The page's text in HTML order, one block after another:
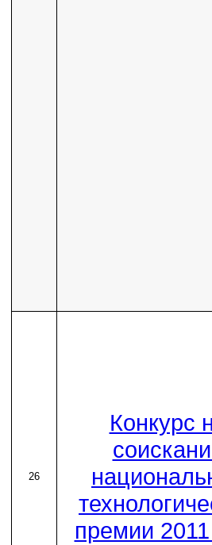
26
Конкурс
премии 2011